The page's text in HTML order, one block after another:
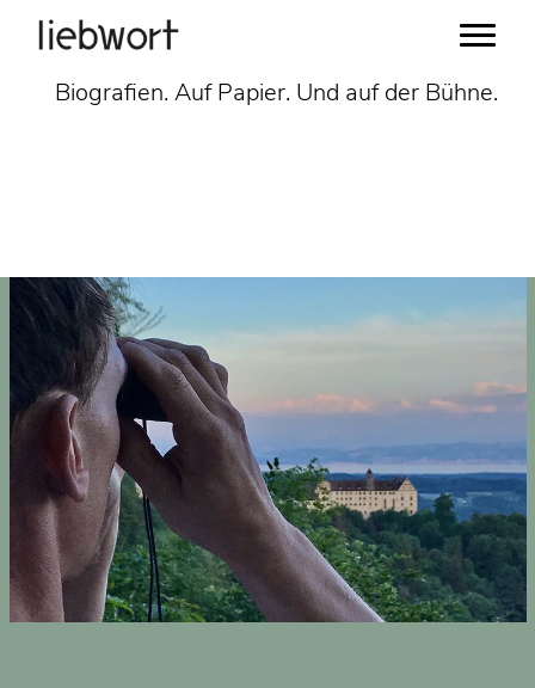
Biografien. Auf Papier. Und auf der Bühne.